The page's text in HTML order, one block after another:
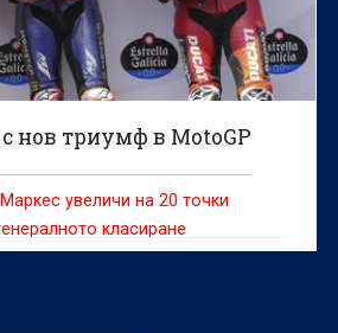
нов триумф в MotoGP
увеличи на 20 точки
класиране